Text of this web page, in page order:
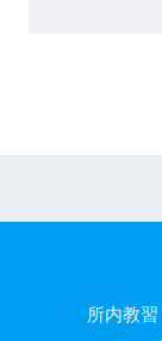
所内教習